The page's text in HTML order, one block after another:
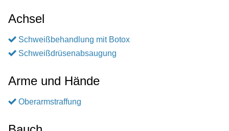
Achsel
Schweißbehandlung mit Botox
Schweißdrüsenabsaugung
Arme und Hände
Oberarmstraffung